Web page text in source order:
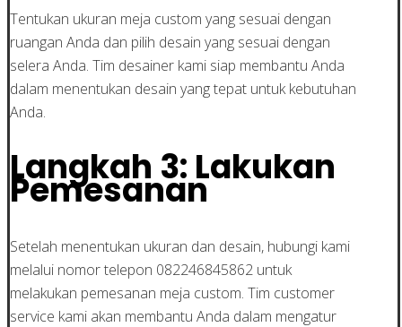
Tentukan ukuran meja custom yang sesuai dengan
ruangan Anda dan pilih desain yang sesuai dengan
selera Anda. Tim desainer kami siap membantu Anda
dalam menentukan desain yang tepat untuk kebutuhan
Anda.
Langkah 3: Lakukan
Pemesanan
Setelah menentukan ukuran dan desain, hubungi kami
melalui nomor telepon 082246845862 untuk
melakukan pemesanan meja custom. Tim customer
service kami akan membantu Anda dalam mengatur